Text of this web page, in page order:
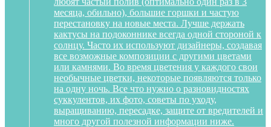
месяца, обильно), большие горшки и частую
перестановку на новые места. Лучше держать
кактусы на подоконнике всегда одной стороной к
солнцу. Часто их используют дизайнеры, создавая
все возможные композиции с другими цветами
или камнями. Во время цветения у каждого свои
необычные цветки, некоторые появляются только
на одну ночь. Все что нужно о разновидностях
суккулентов, их фото, советы по уходу,
выращиванию, пересадке, защите от вредителей и
много другой полезной информации ниже.